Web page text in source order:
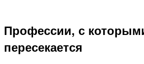
Профессии, с
пересекается